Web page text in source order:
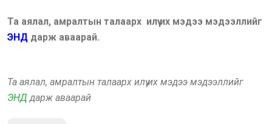
Та аялал, амралтын талаарх илүү их мэдээ мэдээллийг
ЭНД дарж аваарай.
Та аялал, амралтын талаарх илүү их мэдээ мэдээллийг
ЭНД дарж аваарай